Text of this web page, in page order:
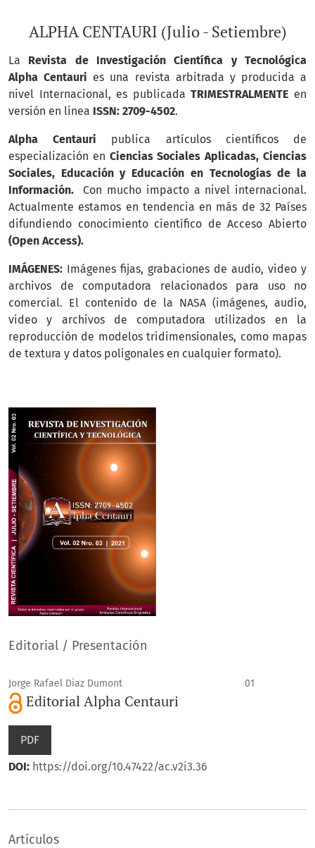
ALPHA CENTAURI (Julio - Setiembre)
La Revista de Investigación Científica y Tecnológica
Alpha Centauri es una revista arbitrada y producida a
nivel Internacional, es publicadaTRIMESTRALMENTE en
versión en linea ISSN: 2709-4502.
Alpha Centauri publica artículos científicos de
especialización en Ciencias Sociales Aplicadas, Ciencias
Sociales, Educación y Educación en Tecnologías de la
Información.
Con mucho impacto a nivel internacional.
Actualmente estamos en tendencia en más de 32 Países
difundiendo conocimiento científico de Acceso Abierto
(Open Access).
IMÁGENES: Imágenes fijas, grabaciones de audio, video y
archivos de computadora relacionados para uso no
comercial. El contenido de la NASA (imágenes, audio,
video y archivos de computadora utilizados en la
reproducción de modelos tridimensionales, como mapas
de textura y datos poligonales en cualquier formato).
Editorial / Presentación
Jorge Rafael Diaz Dumont 01
Editorial Alpha Centauri
PDF
DOI: https://doi.org/10.47422/ac.v2i3.36
Artículos